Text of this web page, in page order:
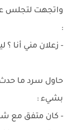
واتجهت لتجلس
:
- زعلان مني أنا ؟
حاول سرد ما
بشيء :